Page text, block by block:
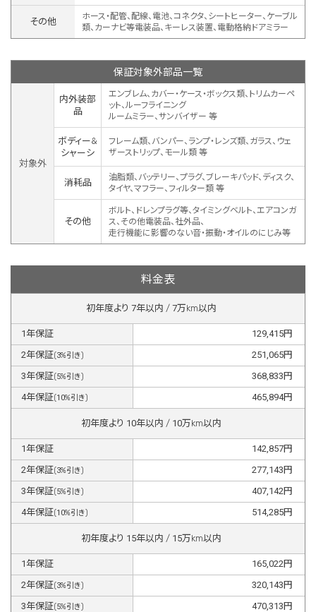
その他
ホース・配管、配線、電池、コネクタ、シートヒーター、ケーブル
類、カーナビ等電装品、キーレス装置、 電動格納ドアミラー
保証対象外部品一覧
対象外
内外装部
品
エンブレム、カバー・ケース・ボックス類、トリムカーペ
ット、ルーフライニング
ルームミラー、サンバイザー 等
ボディー&
シャーシ
フレーム類、バンパー、ランプ・レンズ類、ガラス、ウェ
ザーストリップ、モール類 等
消耗品
油脂類、バッテリー、プラグ、ブレーキパッド、ディスク、
タイヤ、マフラー、フィルター類 等
その他
ボルト、ドレンプラグ等、タイミングベルト、エアコンガ
ス、その他電装品、社外品、
走行機能に影響のない音・振動・オイルのにじみ等
料金表
初年度より 7年以内 / 7万km以内
1年保証 129,415円
2年保証(3%引き) 251,065円
3年保証(5%引き) 368,833円
4年保証(10%引き) 465,894円
初年度より 10年以内 / 10万km以内
1年保証 142,857円
2年保証(3%引き) 277,143円
3年保証(5%引き) 407,142円
4年保証(10%引き) 514,285円
初年度より 15年以内 / 15万km以内
1年保証 165,022円
2年保証(3%引き) 320,143円
3年保証(5%引き) 470,313円